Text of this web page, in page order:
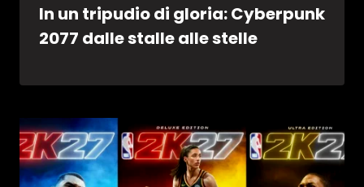
In un tripudio di gloria: Cyberpunk
2077 dalle stalle alle stelle